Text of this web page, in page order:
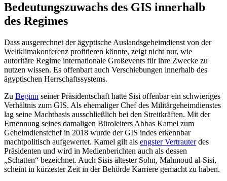
Bedeutungszuwachs des GIS innerhalb
des Regimes
Dass ausgerechnet der ägyptische Auslandsgeheimdienst von der
Weltklimakonferenz profitieren könnte, zeigt nicht nur, wie
autoritäre Regime internationale Großevents für ihre Zwecke zu
nutzen wissen. Es offenbart auch Verschiebungen innerhalb des
ägyptischen Herrschaftssystems.
Zu Beginn seiner Präsidentschaft hatte Sisi offenbar ein schwieriges
Verhältnis zum GIS. Als ehemaliger Chef des Militärgeheimdienstes
lag seine Machtbasis ausschließlich bei den Streitkräften. Mit der
Ernennung seines damaligen Büroleiters Abbas Kamel zum
Geheimdienstchef in 2018 wurde der GIS indes erkennbar
machtpolitisch aufgewertet. Kamel gilt als engster Vertrauterdes
Präsidenten und wird in Medienberichten auch als dessen
„Schatten“ bezeichnet. Auch Sisis ältester Sohn, Mahmoud al-Sisi,
scheint in kürzester Zeit in der Behörde Karriere gemacht zu haben.